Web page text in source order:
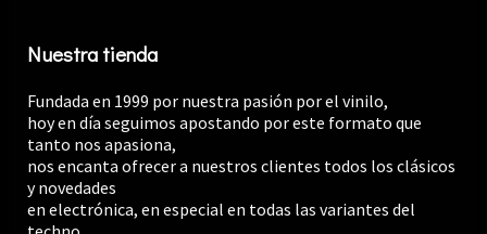
Nuestra tienda
Fundada en 1999 por nuestra pasión por el vinilo,
hoy en día seguimos apostando por este formato que
tanto nos apasiona,
nos encanta ofrecer a nuestros clientes todos los clásicos
y novedades
en electrónica, en especial en todas las variantes del